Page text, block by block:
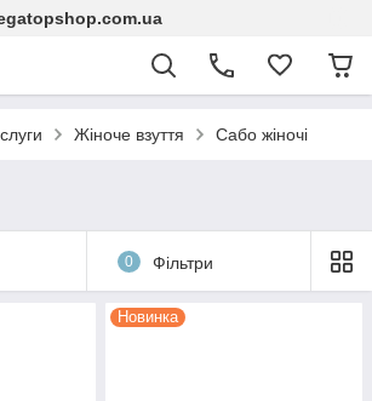
Жіноче взуття Сабо жіночі
0 Фільтри
Новинка